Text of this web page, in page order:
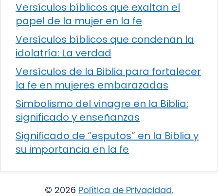
Versículos bíblicos que exaltan el
papel de la mujer en la fe
Versículos bíblicos que condenan la
idolatría: La verdad
Versículos de la Biblia para fortalecer
la fe en mujeres embarazadas
Simbolismo del vinagre en la Biblia:
significado y enseñanzas
Significado de “esputos” en la Biblia y
su importancia en la fe
© 2026 Política de Privacidad.